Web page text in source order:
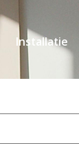
Installatie